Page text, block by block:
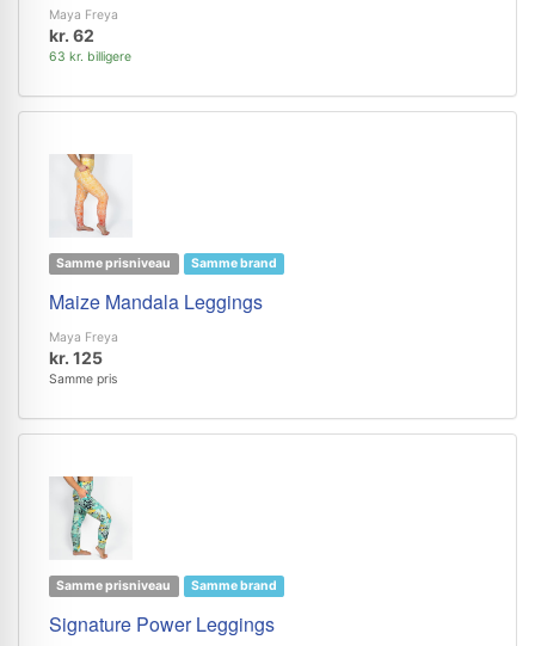
Maya Freya
kr. 62
63 kr. billigere
Samme prisniveau Samme brand
Maize Mandala Leggings
Maya Freya
kr. 125
Samme pris
Samme prisniveau Samme brand
Signature Power Leggings